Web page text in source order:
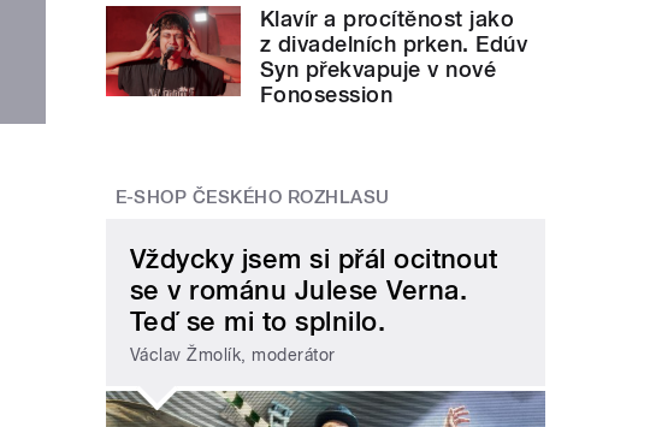
Klavír a procítěnost jako
z divadelních prken. Edúv
Syn překvapuje v nové
Fonosession
E-SHOP ČESKÉHO ROZHLASU
Vždycky jsem si přál ocitnout
se v románu Julese Verna.
Teď se mi to splnilo.
Václav Žmolík, moderátor